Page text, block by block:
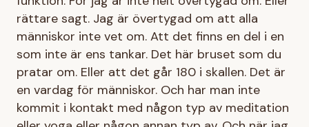
rättare sagt. Jag är övertygad om att alla
människor inte vet om. Att det finns en del i en
som inte är ens tankar. Det här bruset som du
pratar om. Eller att det går 180 i skallen. Det är
en vardag för människor. Och har man inte
kommit i kontakt med någon typ av meditation